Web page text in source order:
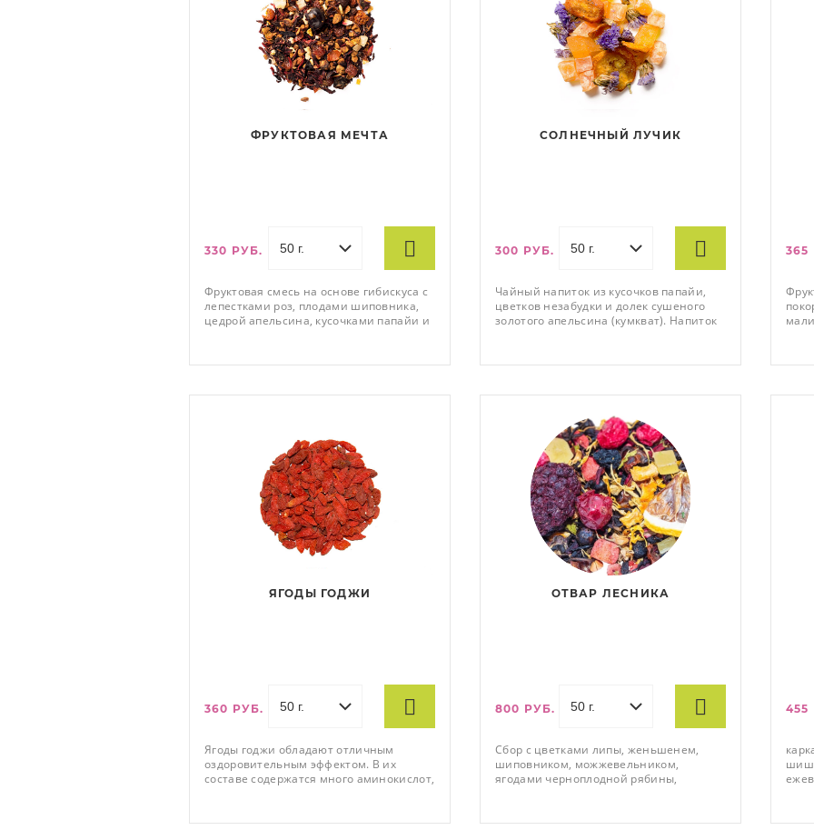
ФРУКТОВАЯ МЕЧТА
330 РУБ.
Фруктовая смесь на основе гибискуса с
лепестками роз, плодами шиповника,
цедрой апельсина, кусочками папайи и
маслами.
СОЛНЕЧНЫЙ ЛУЧИК
300 РУБ.
Чайный напиток из кусочков папайи,
цветков незабудки и долек сушеного
золотого апельсина (кумкват). Напиток
фруктов и послевкусием, в котором
365
ЯГОДЫ ГОДЖИ
360 РУБ.
Ягоды годжи обладают отличным
оздоровительным эффектом. В их
составе содержатся много аминокислот,
употреблении ягоды заливают кипятком
ОТВАР ЛЕСНИКА
800 РУБ.
Сбор с цветками липы, женьшенем,
шиповником, можжевельником,
ягодами черноплодной рябины,
индийским черным чаем, дольками
455